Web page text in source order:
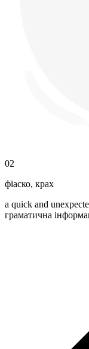
02
фіаско, крах
a quick and
граматична